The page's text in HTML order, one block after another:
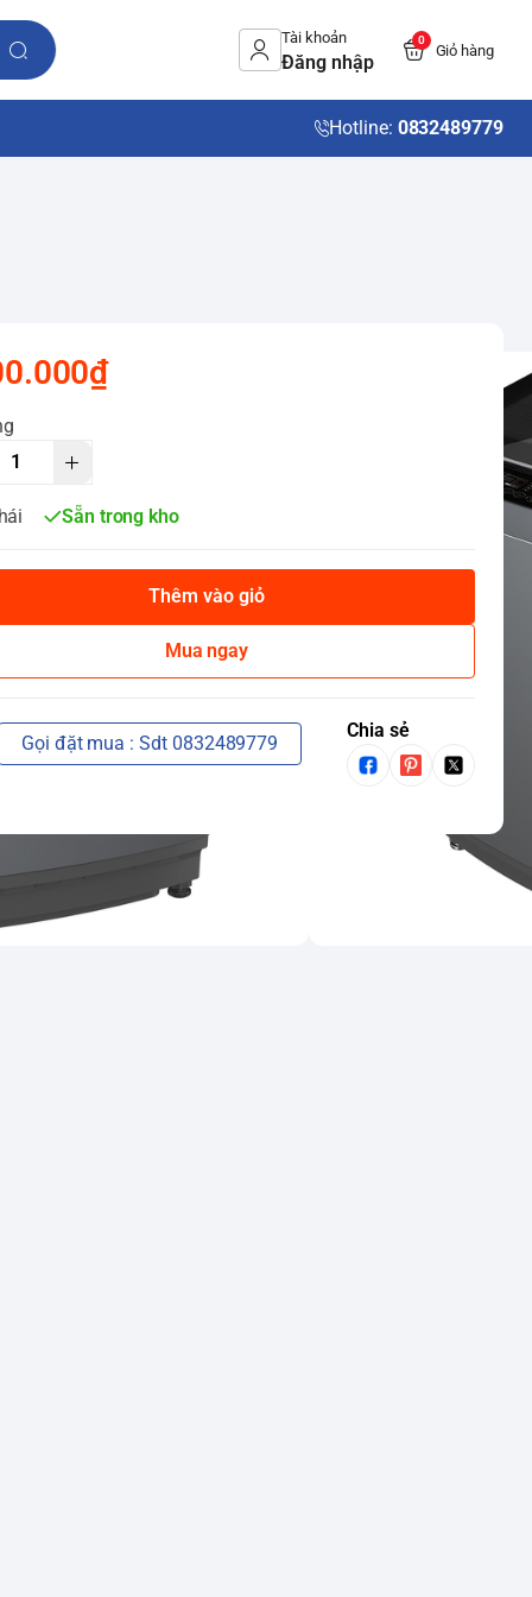
Tài khoản
Đăng nhập
0
Giỏ hàng
Hotline: 0832489779
Sẵn trong kho
Thêm vào giỏ
Mua ngay
Gọi đặt mua : Sdt 0832489779
Chia sẻ